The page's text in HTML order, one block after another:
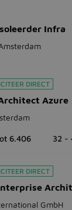
Infra
DIRECT
Azure
6.406 32 -
DIRECT
GmbH